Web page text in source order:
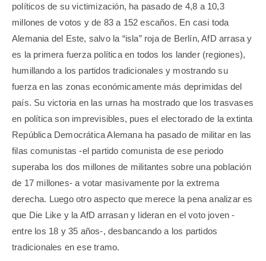
políticos de su victimización, ha pasado de 4,8 a 10,3
millones de votos y de 83 a 152 escaños. En casi toda
Alemania del Este, salvo la “isla” roja de Berlín, AfD arrasa y
es la primera fuerza política en todos los lander (regiones),
humillando a los partidos tradicionales y mostrando su
fuerza en las zonas económicamente más deprimidas del
país. Su victoria en las urnas ha mostrado que los trasvases
en política son imprevisibles, pues el electorado de la extinta
República Democrática Alemana ha pasado de militar en las
filas comunistas -el partido comunista de ese periodo
superaba los dos millones de militantes sobre una población
de 17 millones- a votar masivamente por la extrema
derecha. Luego otro aspecto que merece la pena analizar es
que Die Like y la AfD arrasan y lideran en el voto joven -
entre los 18 y 35 años-, desbancando a los partidos
tradicionales en ese tramo.